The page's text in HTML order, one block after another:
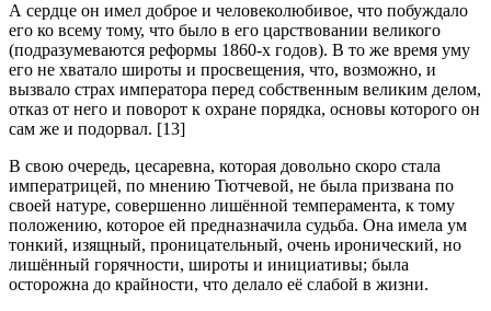
А сердце он имел доброе и человеколюбивое, что побуждало
его ко всему тому, что было в его царствовании великого
(подразумеваются реформы 1860-х годов). В то же время уму
его не хватало широты и просвещения, что, возможно, и
вызвало страх императора перед собственным великим делом,
отказ от него и поворот к охране порядка, основы которого он
сам же и подорвал. [13]
В свою очередь, цесаревна, которая довольно скоро стала
императрицей, по мнению Тютчевой, не была призвана по
своей натуре, совершенно лишённой темперамента, к тому
положению, которое ей предназначила судьба. Она имела ум
тонкий, изящный, проницательный, очень иронический, но
лишённый горячности, широты и инициативы; была
осторожна до крайности, что делало её слабой в жизни.